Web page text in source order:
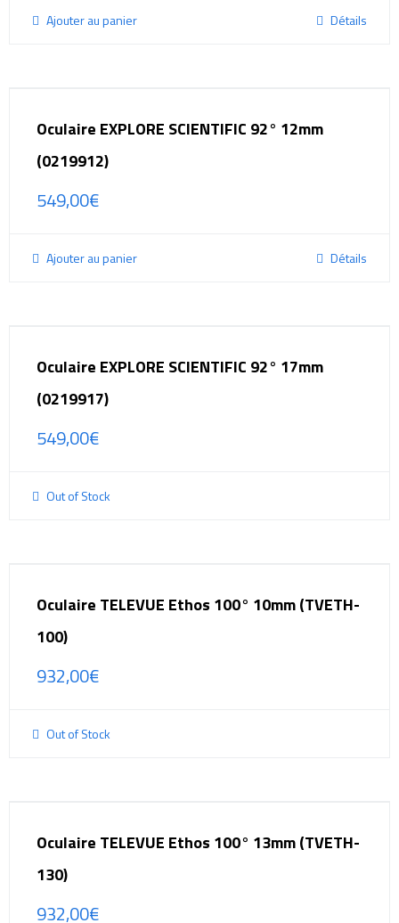
Ajouter au panier Détails
Oculaire EXPLORE SCIENTIFIC 92° 12mm
(0219912)
549,00€
Ajouter au panier Détails
Oculaire EXPLORE SCIENTIFIC 92° 17mm
(0219917)
549,00€
Out of Stock
Oculaire TELEVUE Ethos 100° 10mm (TVETH-
100)
932,00€
Out of Stock
Oculaire TELEVUE Ethos 100° 13mm (TVETH-
130)
932,00€